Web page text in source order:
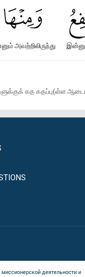
அவற்றிலிருந்து
கத கதப்பு(ள்ள
деятельности и